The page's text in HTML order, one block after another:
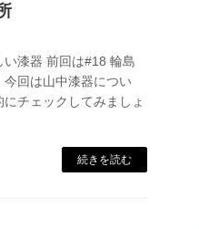
漆器 前回は#18 輪島
回は山中漆器につい
チェックしてみましょ
続きを読む